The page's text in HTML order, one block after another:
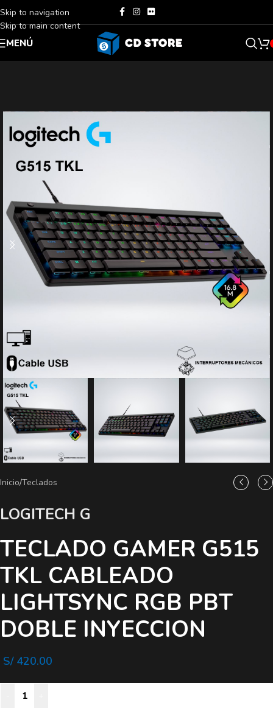
Skip to navigation
Skip to main content
MENÚ
Inicio/Teclados
LOGITECH G
TECLADO GAMER G515
TKL CABLEADO
LIGHTSYNC RGB PBT
DOBLE INYECCION
S/420.00